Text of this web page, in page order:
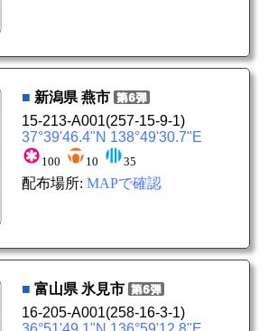
■ 新潟県 燕市
15-213-A001(257-15-9-1)
37°39'46.4"N 138°49'30.7"E
100 10 35
配布場所: MAPで確認
■ 富山県 氷見市
16-205-A001(258-16-3-1)